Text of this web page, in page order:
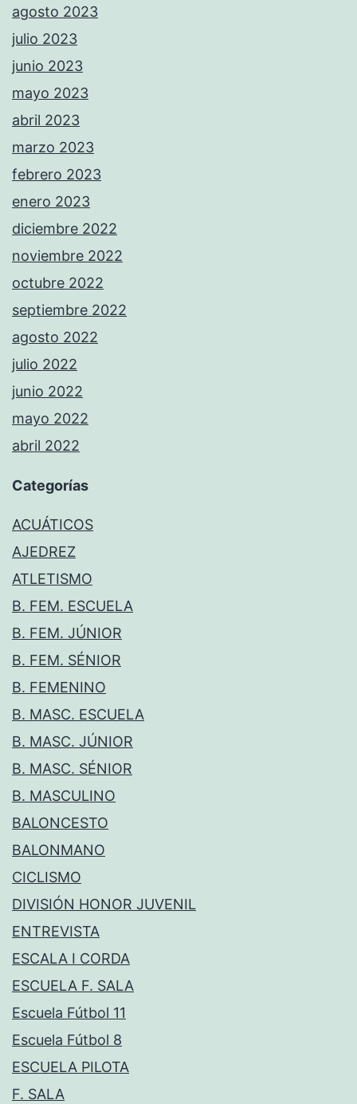
agosto 2023
julio 2023
junio 2023
mayo 2023
abril 2023
marzo 2023
febrero 2023
enero 2023
diciembre 2022
noviembre 2022
octubre 2022
septiembre 2022
agosto 2022
julio 2022
junio 2022
mayo 2022
abril 2022
Categorías
ACUÁTICOS
AJEDREZ
ATLETISMO
B. FEM. ESCUELA
B. FEM. JÚNIOR
B. FEM. SÉNIOR
B. FEMENINO
B. MASC. ESCUELA
B. MASC. JÚNIOR
B. MASC. SÉNIOR
B. MASCULINO
BALONCESTO
BALONMANO
CICLISMO
DIVISIÓN HONOR JUVENIL
ENTREVISTA
ESCALA I CORDA
ESCUELA F. SALA
Escuela Fútbol 11
Escuela Fútbol 8
ESCUELA PILOTA
F. SALA